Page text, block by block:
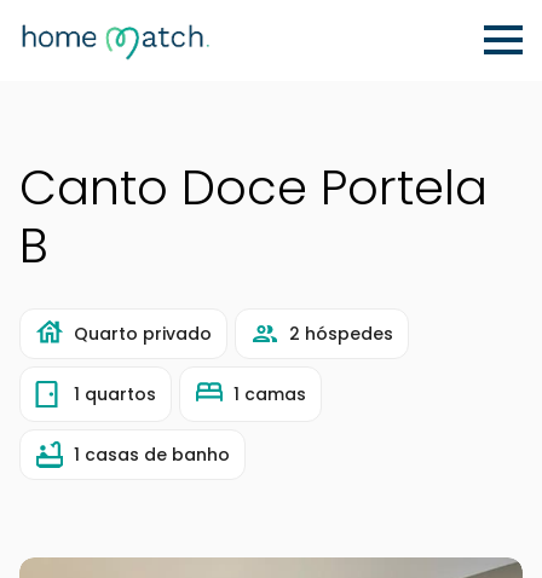
Canto Doce Portela
B
Quarto privado 2 hóspedes
1 quartos 1 camas
1 casas de banho